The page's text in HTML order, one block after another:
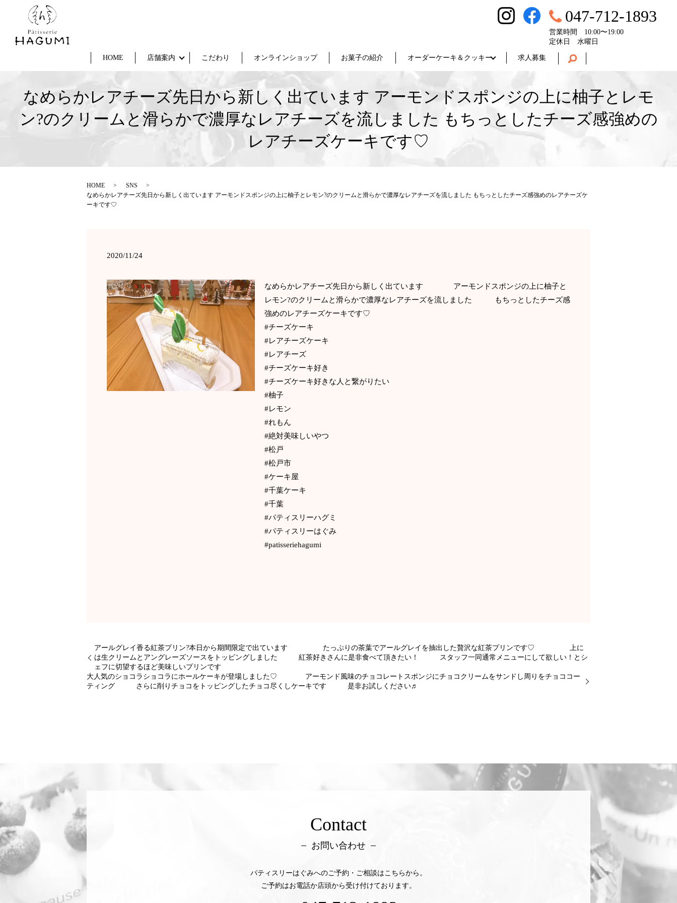
HOME 店舗案内 こだわり オンラインショップ お菓子の紹介 オーダーケーキ＆クッキー 求人募集
047-712-1893
営業時間 10:00〜19:00
定休日 水曜日
なめらかレアチーズ先日から新しく出ています アーモンドスポンジの上に柚子とレモ
ン?のクリームと滑らかで濃厚なレアチーズを流しました もちっとしたチーズ感強めの
レアチーズケーキです♡
HOME
SNS
なめらかレアチーズ先日から新しく出ています アーモンドスポンジの上に柚子とレモン?のクリームと滑らかで濃厚なレアチーズを流しました もちっとしたチーズ感強めのレアチーズケ
ーキです♡
2020/11/24
なめらかレアチーズ先日から新しく出ています アーモンドスポンジの上に柚子と
レモン?のクリームと滑らかで濃厚なレアチーズを流しました もちっとしたチーズ感
強めのレアチーズケーキです♡
#チーズケーキ
#レアチーズケーキ
#レアチーズ
#チーズケーキ好き
#チーズケーキ好きな人と繋がりたい
#柚子
#レモン
#れもん
#絶対美味しいやつ
#松戸
#松戸市
#ケーキ屋
#千葉ケーキ
#千葉
#パティスリーハグミ
#パティスリーはぐみ
#patisseriehagumi
アールグレイ香る紅茶プリン?本日から期間限定で出ています たっぷりの茶葉でアールグレイを抽出した贅沢な紅茶プリンです♡ 上に
は生クリームとアングレーズソースをトッピングしました 紅茶好きさんに是非食べて頂きたい！ スタッフ一同通常メニューにして欲しい！とシ
ェフに切望するほど美味しいプリンです
大人気のショコラショコラにホールケーキが登場しました♡ アーモンド風味のチョコレートスポンジにチョコクリームをサンドし周りをチョココー
ティング さらに削りチョコをトッピングしたチョコ尽くしケーキです 是非お試しください♬
Contact
お問い合わせ
パティスリーはぐみへのご予約・ご相談はこちらから。
ご予約はお電話か店頭から受け付けております。